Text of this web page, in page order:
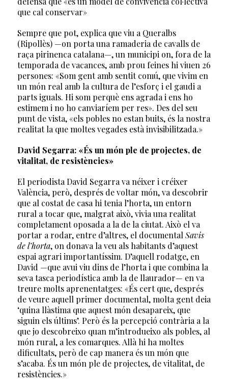
que cal conservar»
Sempre que pot, explica que viu a Queralbs
(Ripollès) —on porta una ramaderia de cavalls de
raça pirinenca catalana—, un municipi on, fora de la
temporada de vacances, amb prou feines hi viuen 26
persones: «Som gent amb sentit comú, que vivim en
un món real amb la cultura de l’esforç i el gaudi a
parts iguals. Hi som perquè ens agrada i ens ho
estimem i no ho canviaríem per res». Des del seu
punt de vista, «els pobles no estan buits, és la nostra
realitat la quemoltes vegades està invisibilitzada.»
David Segarra: «És un món ple de projectes, de
vitalitat, de resistències»
El periodista David Segarra va néixer i créixer
València, però, després de voltar món, va descobrir
que al costat de casa hi tenia l’horta, un entorn
rural a tocar que, malgrat això, vivia una realitat
completament oposada a la de la ciutat. Això el va
portar a rodar, entre d’altres, el documental Savis
de l’horta, on donava la veu als habitants d’aquest
espai agrari importantíssim. D’aquell rodatge, en
David —que avui viu dins de l’horta i que combina la
seva tasca periodística amb la de llaurador— en va
treure molts aprenentatges: «És cert que, després
de veure aquell primer documental, molta gent deia
‘quina llàstima que aquest món desapareix, que
siguin els últims’. Però és la percepció contrària a la
que jo descobreixo quan m’introdueixo als pobles, al
món rural, a les comarques. Allà hi ha moltes
dificultats, però de cap manera és un món que
s’acaba. És un món ple de projectes, de vitalitat, de
resistències.»